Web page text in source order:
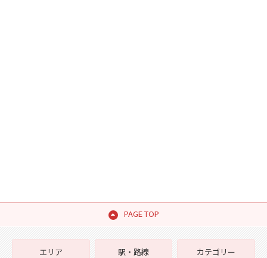
PAGE TOP
エリア
駅・路線
カテゴリー